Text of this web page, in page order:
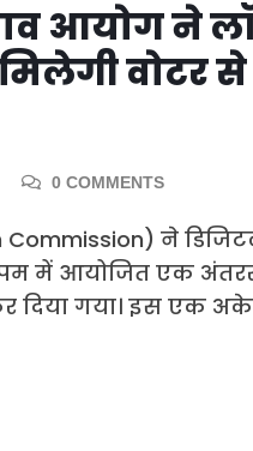
आयोग ने
वोटर
0 COMMENTS
ने
में आयोजित एक
कर दिया गया। इस